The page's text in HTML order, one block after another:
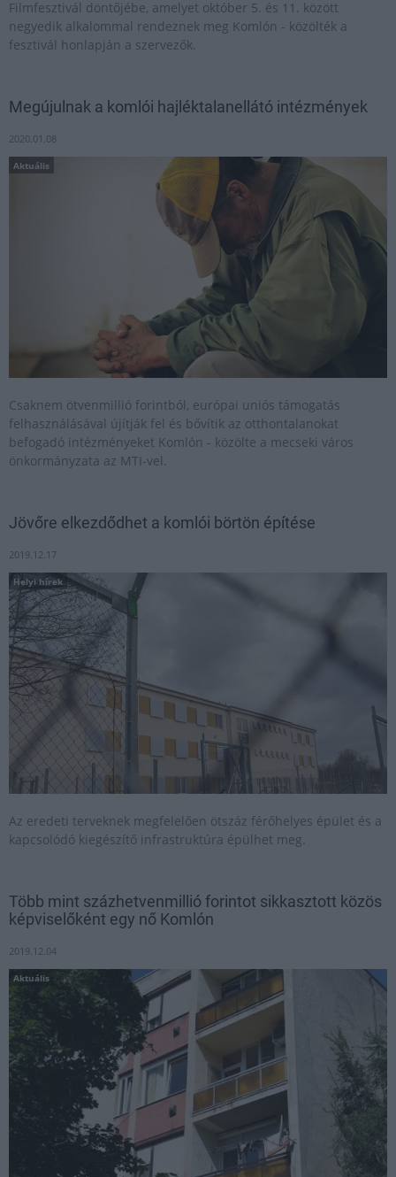
Filmfesztivál döntőjébe, amelyet október 5. és 11. között
negyedik alkalommal rendeznek meg Komlón - közölték a
fesztivál honlapján a szervezők.
Megújulnak a komlói hajléktalanellátó intézmények
2020.01.08
Aktuális
Csaknem ötvenmillió forintból, európai uniós támogatás
felhasználásával újítják fel és bővítik az otthontalanokat
befogadó intézményeket Komlón - közölte a mecseki város
önkormányzata az MTI-vel.
Jövőre elkezdődhet a komlói börtön építése
2019.12.17
Helyi hírek
Az eredeti terveknek megfelelően ötszáz férőhelyes épület és a
kapcsolódó kiegészítő infrastruktúra épülhet meg.
Több mint százhetvenmillió forintot sikkasztott közös
képviselőként egy nő Komlón
2019.12.04
Aktuális